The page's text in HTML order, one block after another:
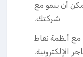
أن ينمو مع
شركتك.
مع أنظمة نقاط